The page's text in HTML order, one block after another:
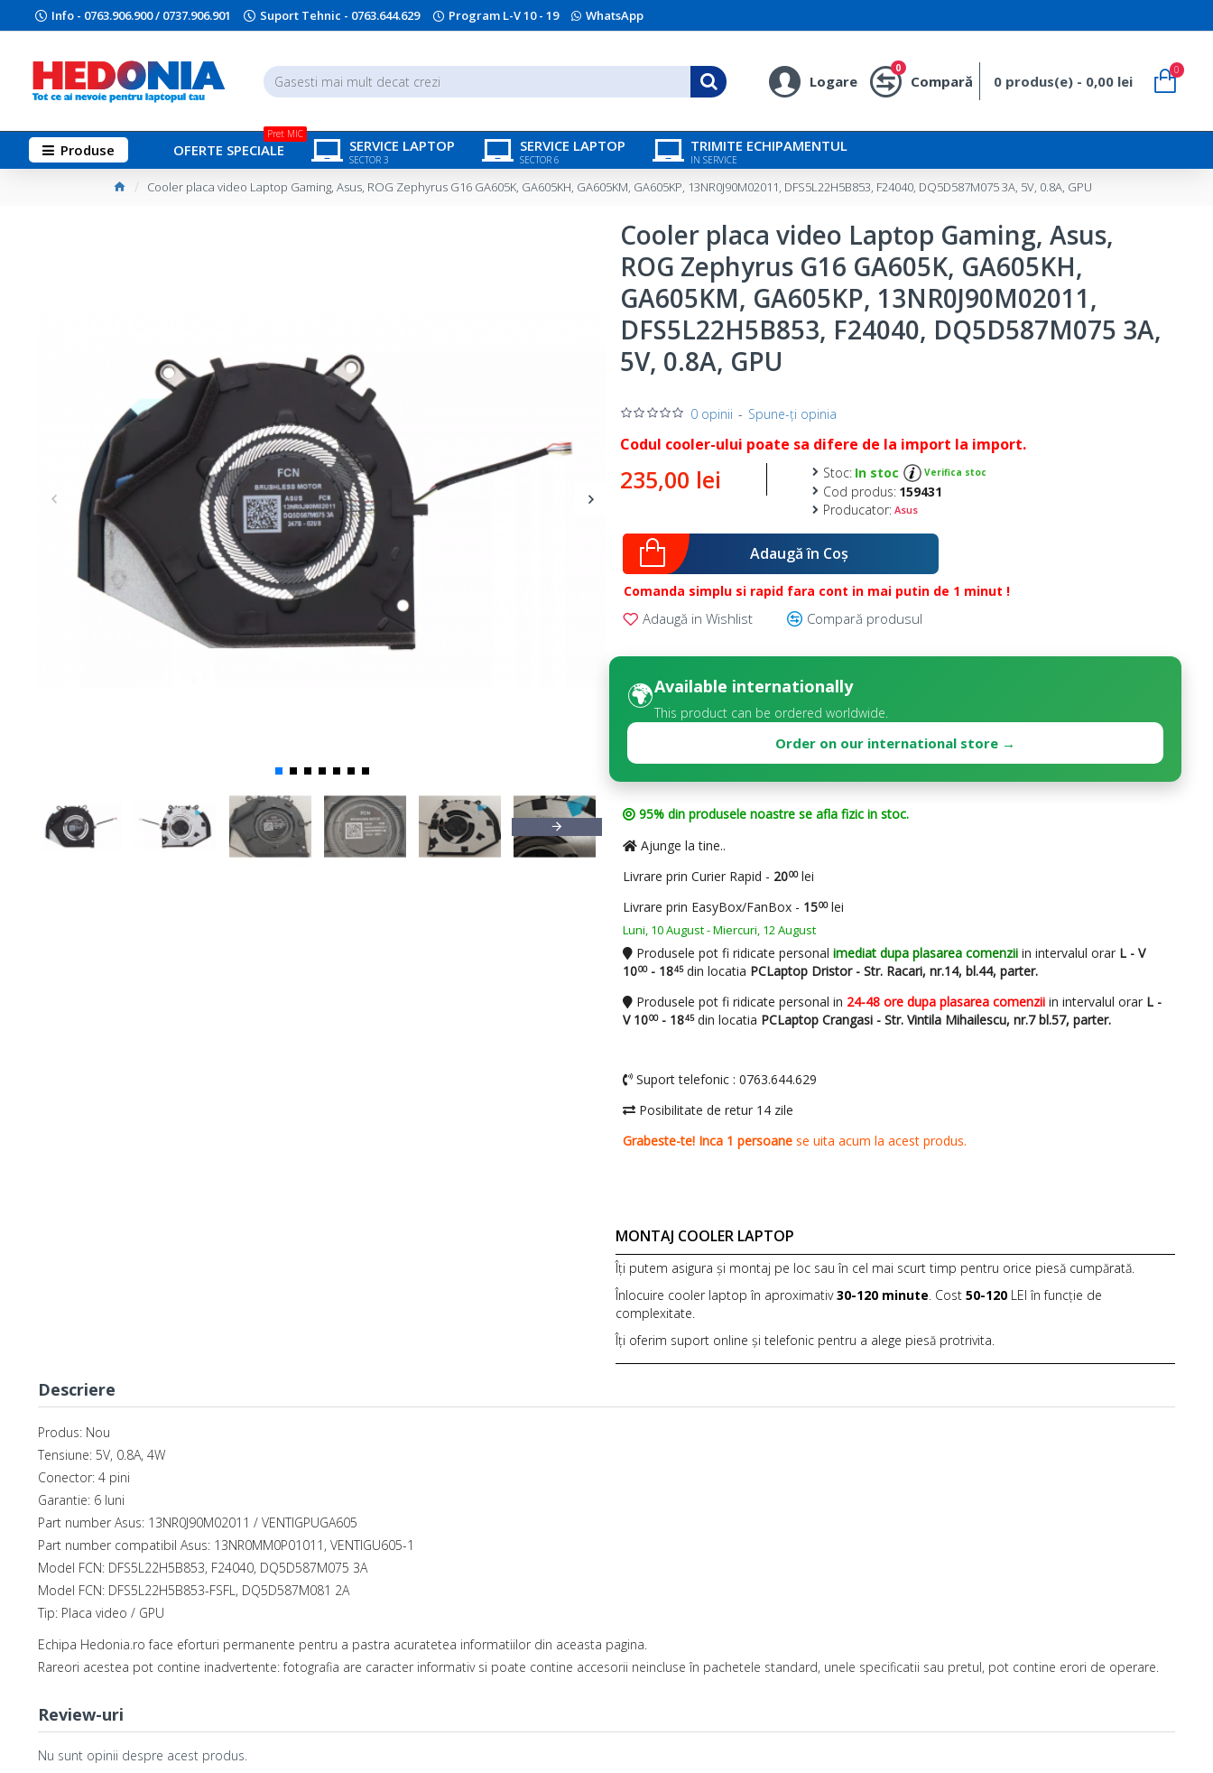
Info - 0763.906.900 / 0737.906.901 Suport Tehnic - 0763.644.629 Program L-V 10 - 19 WhatsApp
Logare Compară
0
0 produs(e) - 0,00 lei
0
Produse OFERTE SPECIALE
Pret MIC
SERVICE LAPTOP
SECTOR 3
SERVICE LAPTOP
SECTOR 6
TRIMITE ECHIPAMENTUL
IN SERVICE
Cooler placa video Laptop Gaming, Asus, ROG Zephyrus G16 GA605K, GA605KH, GA605KM, GA605KP, 13NR0J90M02011, DFS5L22H5B853, F24040, DQ5D587M075 3A, 5V, 0.8A, GPU
Cooler placa video Laptop Gaming, Asus,
ROG Zephyrus G16 GA605K, GA605KH,
GA605KM, GA605KP, 13NR0J90M02011,
DFS5L22H5B853, F24040, DQ5D587M075 3A,
5V, 0.8A, GPU
Codul cooler-ului poate sa difere de la import la import.
0 opinii - Spune-ţi opinia
235,00 lei Stoc: In stoc Verifica stoc
Cod produs: 159431
Producator: Asus
Adaugă în Coş
Comanda simplu si rapid fara cont in mai putin de 1 minut !
Adaugă in Wishlist Compară produsul
🌍Available internationally
This product can be ordered worldwide.
Order on our international store →
MONTAJ COOLER LAPTOP
Îți putem asigura și montaj pe loc sau în cel mai scurt timp pentru orice piesă cumpărată.
Înlocuire cooler laptop în aproximativ30-120 minute. Cost 50-120 LEI în funcție de
complexitate.
Îți oferim suport online și telefonic pentru a alege piesă protrivita.
Descriere
Produs: Nou
Tensiune: 5V, 0.8A, 4W
Conector: 4 pini
Garantie: 6 luni
Part number Asus: 13NR0J90M02011 / VENTIGPUGA605
Part number compatibil Asus: 13NR0MM0P01011, VENTIGU605-1
Model FCN: DFS5L22H5B853, F24040, DQ5D587M075 3A
Model FCN: DFS5L22H5B853-FSFL, DQ5D587M081 2A
Tip: Placa video / GPU
Echipa Hedonia.ro face eforturi permanente pentru a pastra acuratetea informatiilor din aceasta pagina.
Rareori acestea pot contine inadvertente: fotografia are caracter informativ si poate contine accesorii neincluse în pachetele standard, unele specificatii sau pretul, pot contine erori de operare.
Review-uri
Nu sunt opinii despre acest produs.